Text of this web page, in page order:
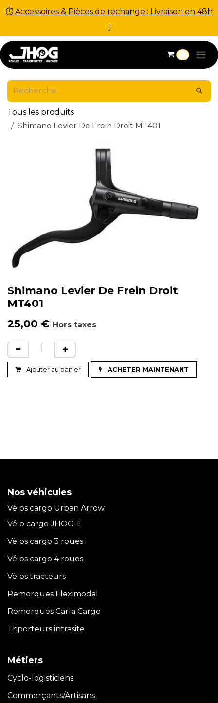
⏱ Accessoires & Pièces de rechange : Livraison en 48h
!
Se rendre au contenu
0
Tous les produits
Shimano Levier De Frein Droit MT401
Shimano Levier De Frein Droit
MT401
25,00 € Hors taxes
Ajouter au panier ACHETER MAINTENANT
Nos véhicules
Vélos cargo Urban Arrow
Vélo cargo JHOG-E
Vélos cargo 3 roues
Vélos cargo 4 roues
Vélos tracteurs
Remorques Fleximodal
Remorques Carla Cargo
Triporteurs intrasite
Métiers
Cyclo-logisticiens
Commerçants/Artisans